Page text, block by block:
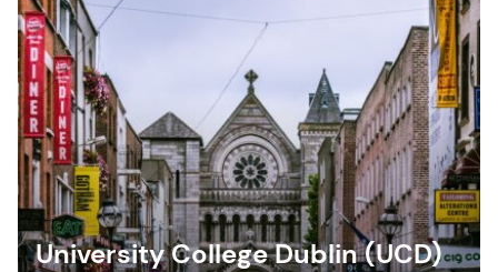
University College Dublin (UCD)